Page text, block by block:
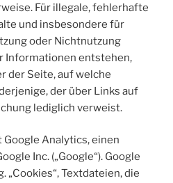
Für illegale, fehlerhafte
und insbesondere für
oder Nichtnutzung
Informationen entstehen,
der Seite, auf welche
der über Links auf
lediglich verweist.
Analytics, einen
Inc. („Google“). Google
„Cookies“, Textdateien, die